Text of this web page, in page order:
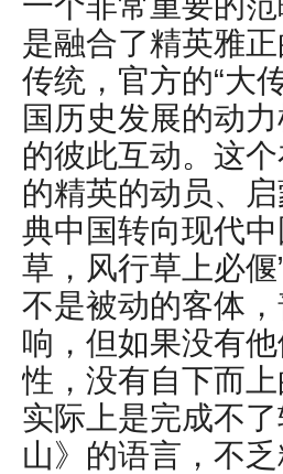
是融合了精英雅
传统，官方的“大
国历史发展的动
的彼此互动。这
的精英的动员、
典中国转向现代
草，风行草上必
不是被动的客体
响，但如果没有
性，没有自下而
实际上是完成不
山》的语言，不